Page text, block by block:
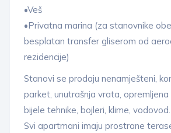
•Veš
•Privatna marina (za stanovnike
besplatan transfer gliserom od
rezidencije)
Stanovi se prodaju nenamješteni,
parket, unutrašnja vrata, opremljena
bijele tehnike, bojleri, klime, vodovod.
Svi apartmani imaju prostrane